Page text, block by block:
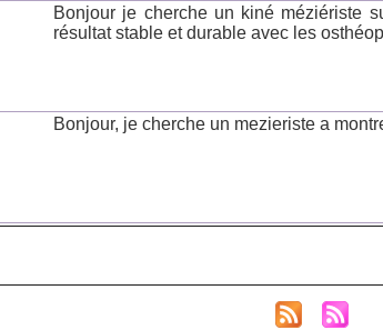
Bonjour je cherche un kiné méziériste
résultat stable et durable avec les
Bonjour, je cherche un mezieriste a